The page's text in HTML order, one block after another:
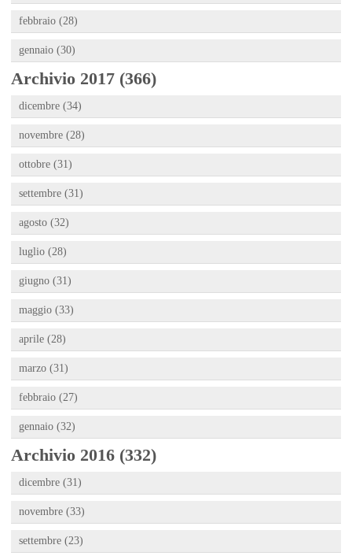
febbraio (28)
gennaio (30)
Archivio 2017 (366)
dicembre (34)
novembre (28)
ottobre (31)
settembre (31)
agosto (32)
luglio (28)
giugno (31)
maggio (33)
aprile (28)
marzo (31)
febbraio (27)
gennaio (32)
Archivio 2016 (332)
dicembre (31)
novembre (33)
settembre (23)